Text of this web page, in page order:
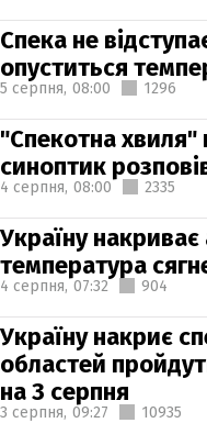
Спека не
опуститься
5 серпня, 08:00 1296
"Спекотна хвиля"
синоптик
4 серпня, 08:00 2335
Україну
температура
4 серпня, 07:32 904
Україну накриє
областей
на 3 серпня
3 серпня, 09:27 10935